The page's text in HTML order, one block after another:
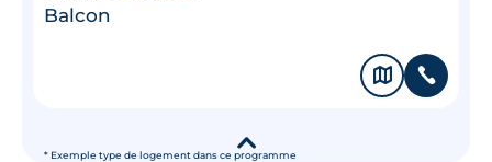
* Exemple type de logement dans ce programme
Balcon
🗞 📞
▾